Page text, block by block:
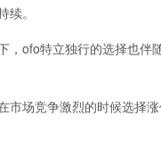
。
，ofo特立独行的选择也
市场竞争激烈的时候选择